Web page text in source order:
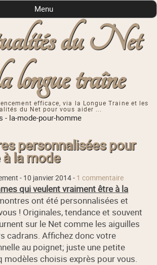
du Net
longue traîne
efficace, via la Longue Traine et les
du Net pour vous aider ...
Menu
- la-mode-pour-homme
personnalisées pour
la mode
- 10 janvier 2014- 1 commentaire
qui veulent vraiment être à la
ont été personnalisées et
! Originales, tendance et souvent
sur le Net comme les aiguilles
cadrans. Affichez donc votre
au poignet; juste une petite
modèles choisis exprès pour vous.